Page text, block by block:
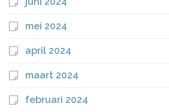
mei 2024
april 2024
maart 2024
februari 2024